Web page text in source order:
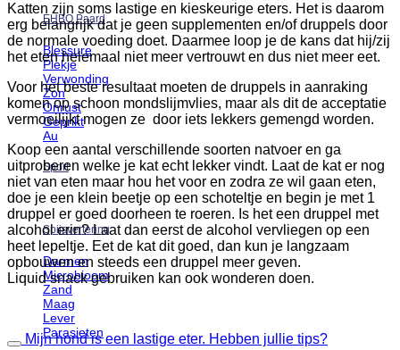
EHBO Paard
Blessure
Plekje
Verwonding
Zon
Onrust
Geprikt
Au
Sport
Spijsvertering
Darmen
Microbioom
Zand
Maag
Lever
Parasieten
Katten zijn soms lastige en kieskeurige eters. Het is daarom
erg belangrijk dat je geen supplementen en/of druppels door
de normale voeding doet. Daarmee loop je de kans dat hij/zij
het eten helemaal niet meer vertrouwt en dus niet meer eet.
Voor het beste resultaat moeten de druppels in aanraking
komen op schoon mondslijmvlies, maar als dit de acceptatie
vermoeilijkt mogen ze door iets lekkers gemengd worden.
Koop een aantal verschillende soorten natvoer en ga
uitproberen welke je kat echt lekker vindt. Laat de kat er nog
niet van eten maar hou het voor en zodra ze wil gaan eten,
doe je een klein beetje op een schoteltje en begin je met 1
druppel er goed doorheen te roeren. Is het een druppel met
alcohol erin? Laat dan eerst de alcohol vervliegen op een
heet lepeltje. Eet de kat dit goed, dan kun je langzaam
opbouwen en steeds een druppel meer geven.
Liquid snack gebruiken kan ook wonderen doen.
Mijn hond is een lastige eter. Hebben jullie tips?